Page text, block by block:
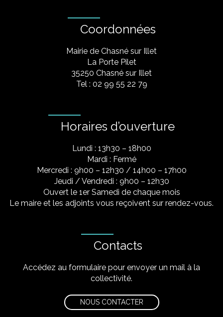
Coordonnées
Mairie de Chasné sur Illet
La Porte Pilet
35250 Chasné sur Illet
Tel : 02 99 55 22 79
Horaires d’ouverture
Lundi : 13h30 – 18h00
Mardi : Fermé
Mercredi : 9h00 – 12h30 / 14h00 – 17h00
Jeudi / Vendredi : 9h00 – 12h30
Ouvert le 1er Samedi de chaque mois
Le maire et les adjoints vous reçoivent sur rendez-vous.
Contacts
Accédez au formulaire pour envoyer un mail à la
collectivité.
NOUS CONTACTER